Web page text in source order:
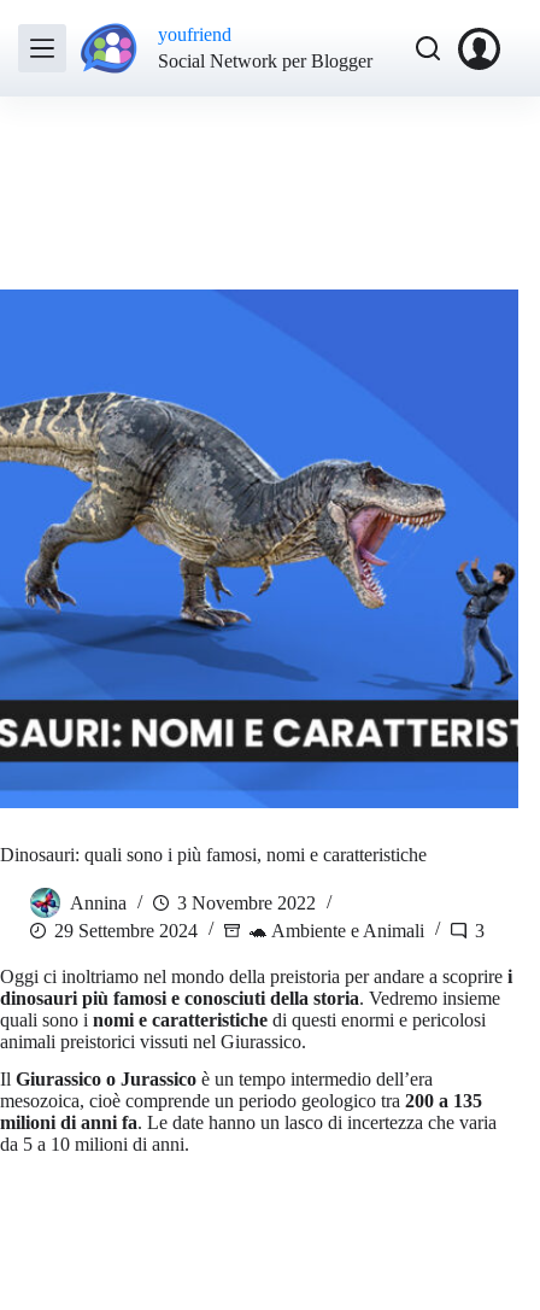
youfriend
Social Network per Blogger
Dinosauri: quali sono i più famosi, nomi e caratteristiche
Annina
3 Novembre 2022
29 Settembre 2024
🐢 Ambiente e Animali 3
Oggi ci inoltriamo nel mondo della preistoria per andare a scoprire i
dinosauri più famosi e conosciuti della storia. Vedremo insieme
quali sono i nomi e caratteristiche di questi enormi e pericolosi
animali preistorici vissuti nel Giurassico.
Il Giurassico o Jurassico è un tempo intermedio dell’era
mesozoica, cioè comprende un periodo geologico tra 200 a 135
milioni di anni fa. Le date hanno un lasco di incertezza che varia
da 5 a 10 milioni di anni.